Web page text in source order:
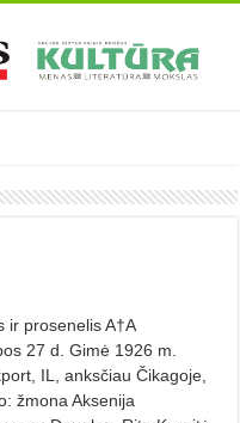
ir prosenelis A†A
27 d. Gimė 1926 m.
IL, anksčiau Čikagoje,
žmona Aksenija